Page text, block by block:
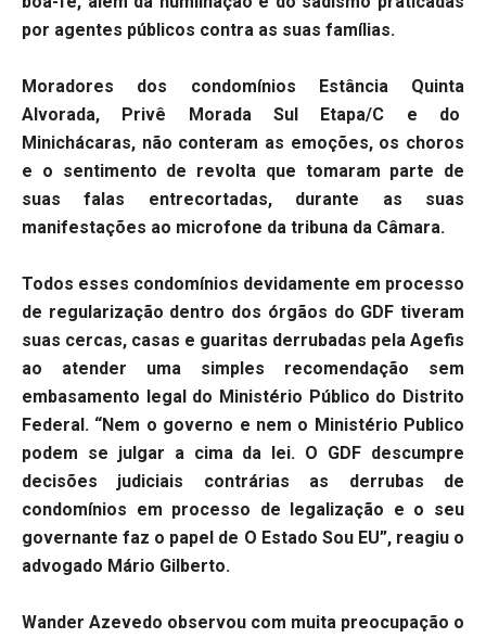
por agentes públicos contra as suas famílias.
Moradores dos condomínios Estância Quinta
Alvorada, Privê Morada Sul Etapa/C e do
Minichácaras, não conteram as emoções, os choros
e o sentimento de revolta que tomaram parte de
suas falas entrecortadas, durante as suas
manifestações ao microfone da tribuna da Câmara.
Todos esses condomínios devidamente em processo
de regularização dentro dos órgãos do GDF tiveram
suas cercas, casas e guaritas derrubadas pela Agefis
ao atender uma simples recomendação sem
embasamento legal do Ministério Público do Distrito
Federal. “Nem o governo e nem o Ministério Publico
podem se julgar a cima da lei. O GDF descumpre
decisões judiciais contrárias as derrubas de
condomínios em processo de legalização e o seu
governante faz o papel de O Estado Sou EU”, reagiu o
advogado Mário Gilberto.
Wander Azevedo observou com muita preocupação o